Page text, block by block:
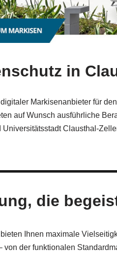
in
Markisenanbieter für
auf Wunsch ausführliche
die
Ihnen maximale
der funktionalen